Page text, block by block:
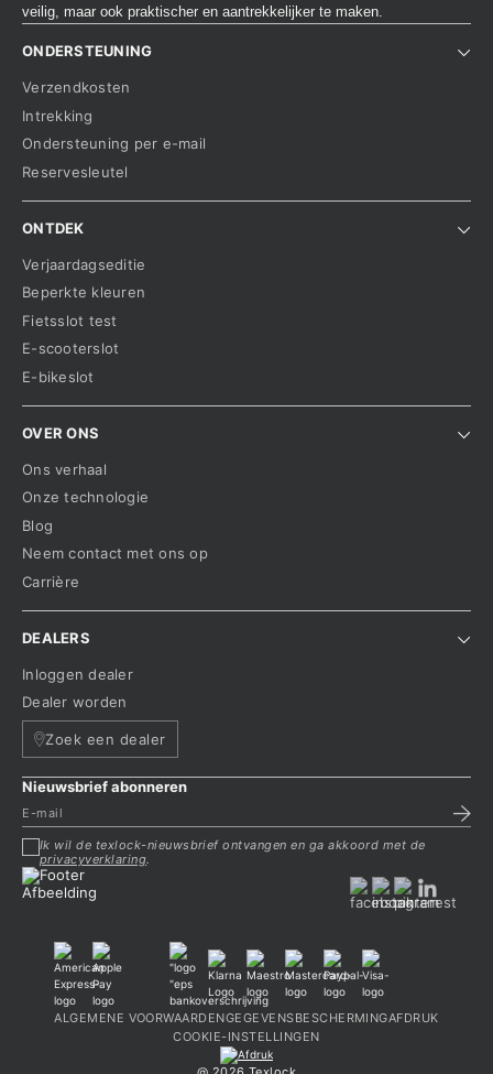
ONDERSTEUNING
Verzendkosten
Intrekking
Ondersteuning per e-mail
Reservesleutel
ONTDEK
Verjaardagseditie
Beperkte kleuren
Fietsslot test
E-scooterslot
E-bikeslot
OVER ONS
Ons verhaal
Onze technologie
Blog
Neem contact met ons op
Carrière
DEALERS
Inloggen dealer
Dealer worden
Zoek een dealer
veilig, maar ook praktischer en aantrekkelijker te maken.
Nieuwsbrief abonneren
Ik wil de texlock-nieuwsbrief ontvangen en ga akkoord met de
privacyverklaring
ALGEMENE VOORWAARDENGEGEVENSBESCHERMINGAFDRUK
COOKIE-INSTELLINGEN